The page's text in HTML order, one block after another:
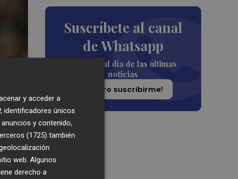
Suscríbete al canal
de Whatsapp
Siempre al día de las últimas
noticias
¡Quiero suscribirme!
y acceder a
identificadores únicos
y contenido,
(1725) también
web. Algunos
derecho a